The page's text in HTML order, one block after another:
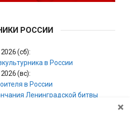
РОССИИ
(сб):
в России
(вс):
в России
Ленинградской битвы